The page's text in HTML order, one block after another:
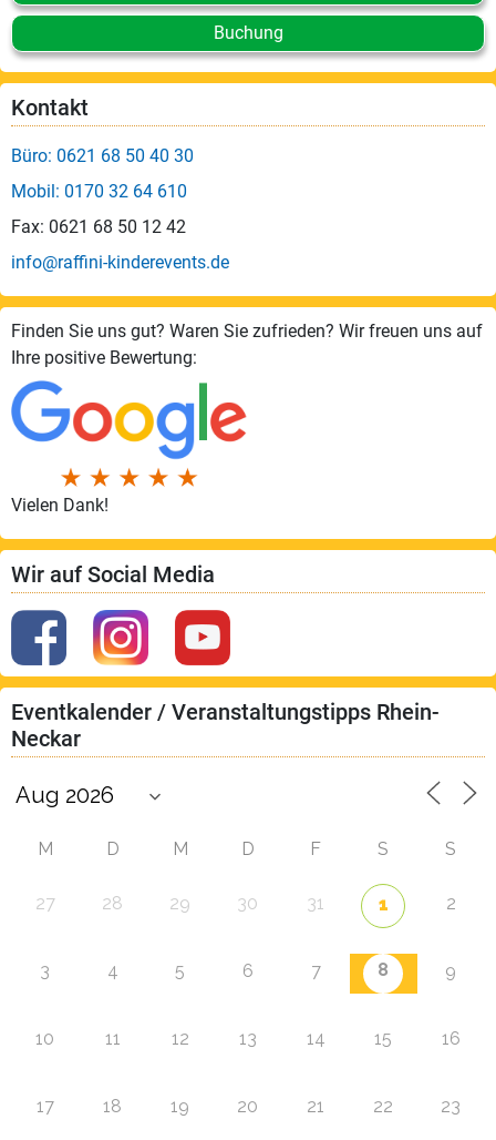
Buchung
Kontakt
Büro: 0621 68 50 40 30
Mobil: 0170 32 64 610
Fax: 0621 68 50 12 42
info@raffini-kinderevents.de
Finden Sie uns gut? Waren Sie zufrieden? Wir freuen uns auf
Ihre positive Bewertung:
Vielen Dank!
Wir auf Social Media
Eventkalender / Veranstaltungstipps Rhein-
Neckar
M D M D F S S
27 28 29 30 31 1 2
3 4 5 6 7 8 9
10 11 12 13 14 15 16
17 18 19 20 21 22 23